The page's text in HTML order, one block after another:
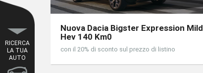
Nuova Dacia Bigster Expression Mild
Hev 140 Km0
con il 20% di sconto sul prezzo di listino
RICERCA
LA TUA
AUTO